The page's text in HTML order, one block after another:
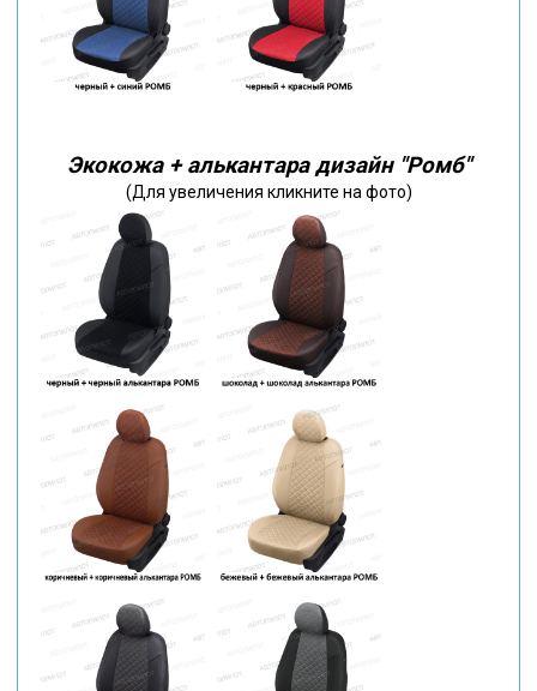
Экокожа + алькантара дизайн "Ромб"
(Для увеличения кликните на фото)